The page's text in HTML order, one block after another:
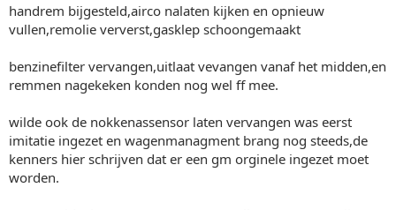
handrem bijgesteld,airco nalaten kijken en opnieuw
vullen,remolie ververst,gasklep schoongemaakt
benzinefilter vervangen,uitlaat vevangen vanaf het midden,en
remmen nagekeken konden nog wel ff mee.
wilde ook de nokkenassensor laten vervangen was eerst
imitatie ingezet en wagenmanagment brang nog steeds,de
kenners hier schrijven dat er een gm orginele ingezet moet
worden.